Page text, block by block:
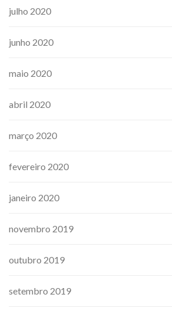
julho 2020
junho 2020
maio 2020
abril 2020
março 2020
fevereiro 2020
janeiro 2020
novembro 2019
outubro 2019
setembro 2019